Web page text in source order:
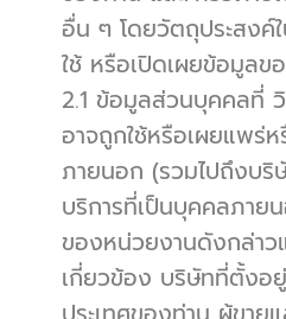
อื่น ๆ โดยวัตถุประสงค์
ใช้ หรือเปิดเผยข้อมูล
2.1 ข้อมูลส่วนบุคคลที่ วิ
อาจถูกใช้หรือเผยแพร่
ภายนอก (รวมไปถึงบริ
บริการที่เป็นบุคคลภาย
ของหน่วยงานดังกล่าว
เกี่ยวข้อง บริษัทที่ตั้งอ